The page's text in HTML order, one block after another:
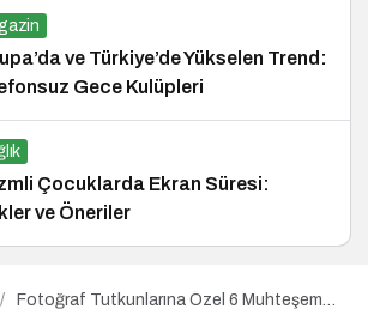
ve Türkiye’de Yükselen Trend:
Gece Kulüpleri
Çocuklarda Ekran Süresi:
ve Öneriler
Fotoğraf Tutkunlarına Özel 6 Muhteşem